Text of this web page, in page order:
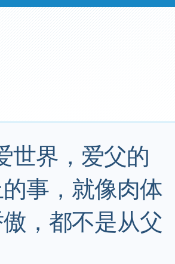
世界，爱父的
事，就像肉体
，都不是从父